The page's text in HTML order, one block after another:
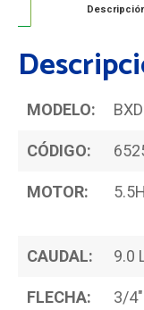
MODELO:
CÓDIGO:
MOTOR:
CAUDAL: 9.0
FLECHA:
3/